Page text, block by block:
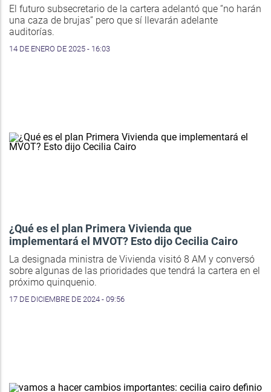
El futuro subsecretario de la cartera adelantó que “no harán
una caza de brujas” pero que sí llevarán adelante
auditorías.
14 DE ENERO DE 2025 - 16:03
¿Qué es el plan Primera Vivienda que
implementará el MVOT? Esto dijo Cecilia Cairo
La designada ministra de Vivienda visitó 8 AM y conversó
sobre algunas de las prioridades que tendrá la cartera en el
próximo quinquenio.
17 DE DICIEMBRE DE 2024 - 09:56